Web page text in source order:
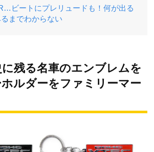
ビートにプレリュードも！何が出る
までわからない
残る名車のエンブレムを
ルダーをファミリーマー